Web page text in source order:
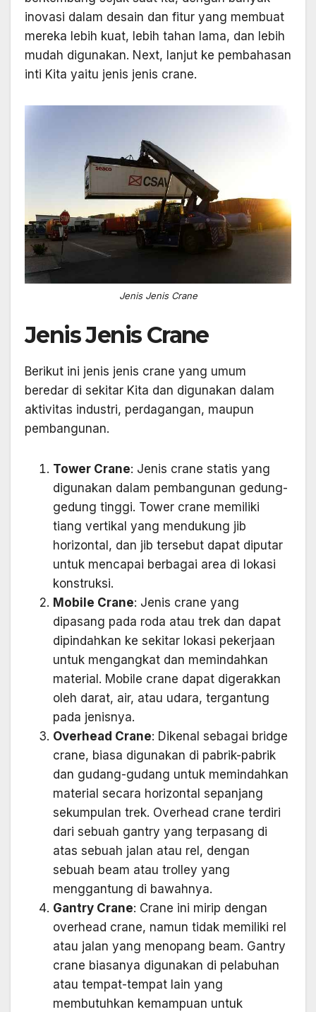
inovasi dalam desain dan fitur yang membuat
mereka lebih kuat, lebih tahan lama, dan lebih
mudah digunakan. Next, lanjut ke pembahasan
inti Kita yaitu jenis jenis crane.
Jenis Jenis Crane
Jenis Jenis Crane
Berikut ini jenis jenis crane yang umum
beredar di sekitar Kita dan digunakan dalam
aktivitas industri, perdagangan, maupun
pembangunan.
Tower Crane: Jenis crane statis yang
digunakan dalam pembangunan gedung-
gedung tinggi. Tower crane memiliki
tiang vertikal yang mendukung jib
horizontal, dan jib tersebut dapat diputar
untuk mencapai berbagai area di lokasi
konstruksi.
Mobile Crane: Jenis crane yang
dipasang pada roda atau trek dan dapat
dipindahkan ke sekitar lokasi pekerjaan
untuk mengangkat dan memindahkan
material. Mobile crane dapat digerakkan
oleh darat, air, atau udara, tergantung
pada jenisnya.
Overhead Crane: Dikenal sebagai bridge
crane, biasa digunakan di pabrik-pabrik
dan gudang-gudang untuk memindahkan
material secara horizontal sepanjang
sekumpulan trek. Overhead crane terdiri
dari sebuah gantry yang terpasang di
atas sebuah jalan atau rel, dengan
sebuah beam atau trolley yang
menggantung di bawahnya.
Gantry Crane: Crane ini mirip dengan
overhead crane, namun tidak memiliki rel
atau jalan yang menopang beam. Gantry
crane biasanya digunakan di pelabuhan
atau tempat-tempat lain yang
membutuhkan kemampuan untuk